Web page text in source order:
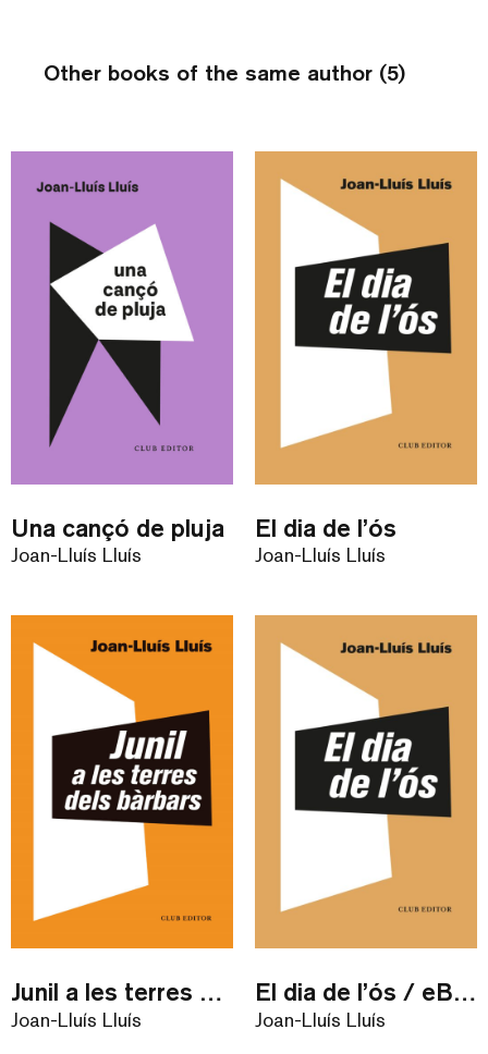
Other books of the same author (5)
Una cançó de pluja
Joan-Lluís Lluís
El dia de l’ós
Joan-Lluís Lluís
Junil a les terres dels bàrbars
Joan-Lluís Lluís
El dia de l’ós / eBook
Joan-Lluís Lluís